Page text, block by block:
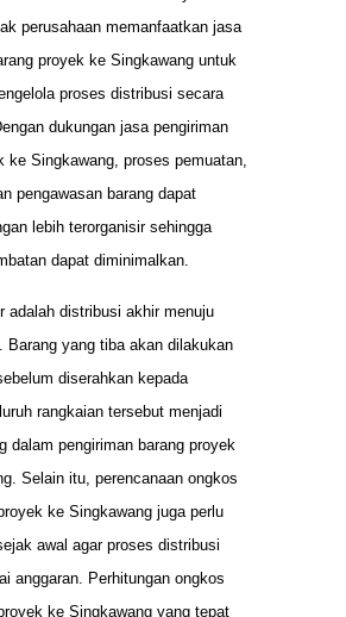
perusahaan memanfaatkan jasa
proyek ke Singkawang untuk
proses distribusi secara
dukungan jasa pengiriman
ke Singkawang, proses pemuatan,
pengawasan barang dapat
lebih terorganisir sehingga
dapat diminimalkan.
adalah distribusi akhir menuju
Barang yang tiba akan dilakukan
diserahkan kepada
rangkaian tersebut menjadi
dalam pengiriman barang proyek
Selain itu, perencanaan ongkos
ke Singkawang juga perlu
awal agar proses distribusi
anggaran. Perhitungan ongkos
ke Singkawang yang tepat